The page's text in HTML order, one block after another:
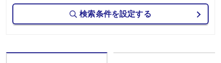
検索条件を設定する